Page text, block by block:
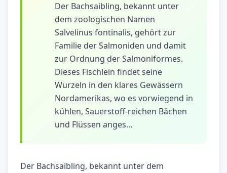
Der Bachsaibling, bekannt unter
dem zoologischen Namen
Salvelinus fontinalis, gehört zur
Familie der Salmoniden und damit
zur Ordnung der Salmoniformes.
Dieses Fischlein findet seine
Wurzeln in den klares Gewässern
Nordamerikas, wo es vorwiegend in
kühlen, Sauerstoff-reichen Bächen
und Flüssen anges...
Der Bachsaibling, bekannt unter dem